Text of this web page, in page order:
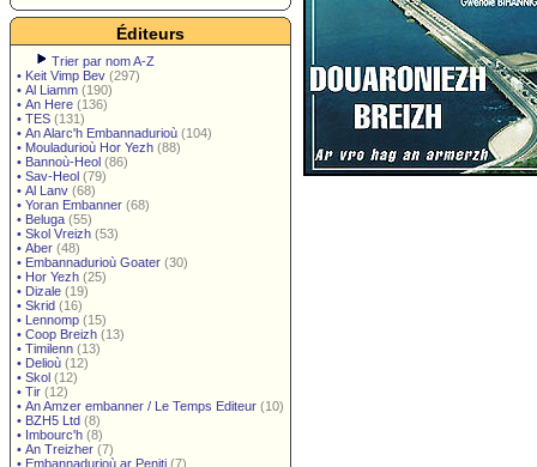
Éditeurs
Trier par nom A-Z
• Keit Vimp Bev (297)
• Al Liamm (190)
• An Here (136)
• TES (131)
• An Alarc'h Embannadurioù (104)
• Mouladurioù Hor Yezh (88)
• Bannoù-Heol (86)
• Sav-Heol (79)
• Al Lanv (68)
• Yoran Embanner (68)
• Beluga (55)
• Skol Vreizh (53)
• Aber (48)
• Embannadurioù Goater (30)
• Hor Yezh (25)
• Dizale (19)
• Skrid (16)
• Lennomp (15)
• Coop Breizh (13)
• Timilenn (13)
• Delioù (12)
• Skol (12)
• Tir (12)
• An Amzer embanner / Le Temps Editeur (10)
• BZH5 Ltd (8)
• Imbourc'h (8)
• An Treizher (7)
• Embannadurioù ar Peniti (7)